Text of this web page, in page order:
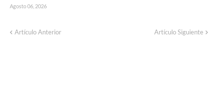
Agosto 06, 2026
Artículo Anterior Artículo Siguiente
Corte de energía programado para este